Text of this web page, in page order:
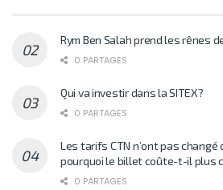
Rym Ben Salah prend les rênes
0 PARTAGES
Qui va investir dans la SITEX?
0 PARTAGES
Les tarifs CTN n’ont pas changé
pourquoi le billet coûte-t-il plus
0 PARTAGES